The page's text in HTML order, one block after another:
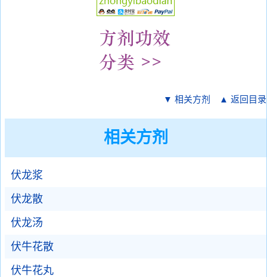
▼ 相关方剂 ▲ 返回目录
相关方剂
伏龙浆
伏龙散
伏龙汤
伏牛花散
伏牛花丸